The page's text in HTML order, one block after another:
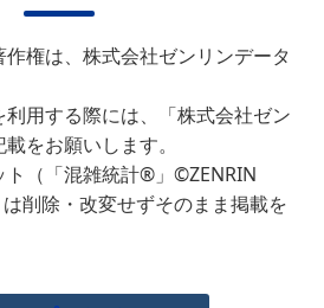
権は、株式会社ゼンリンデータ
用する際には、「株式会社ゼン
をお願いします。
ト（「混雑統計®」©ZENRIN
削除・改変せずそのまま掲載を